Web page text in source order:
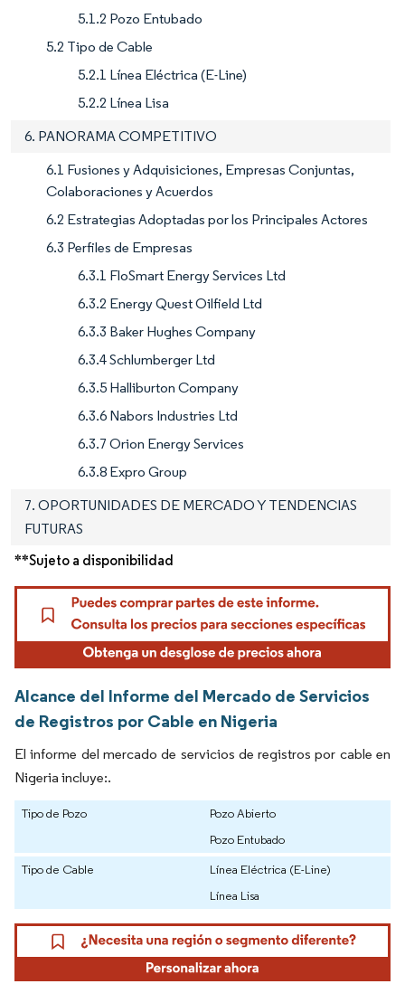
5.1.2 Pozo Entubado
5.2 Tipo de Cable
5.2.1 Línea Eléctrica (E-Line)
5.2.2 Línea Lisa
6. PANORAMA COMPETITIVO
6.1 Fusiones y Adquisiciones, Empresas Conjuntas,
Colaboraciones y Acuerdos
6.2 Estrategias Adoptadas por los Principales Actores
6.3 Perfiles de Empresas
6.3.1 FloSmart Energy Services Ltd
6.3.2 Energy Quest Oilfield Ltd
6.3.3 Baker Hughes Company
6.3.4 Schlumberger Ltd
6.3.5 Halliburton Company
6.3.6 Nabors Industries Ltd
6.3.7 Orion Energy Services
6.3.8 Expro Group
7. OPORTUNIDADES DE MERCADO Y TENDENCIAS
FUTURAS
**Sujeto a disponibilidad
Alcance del Informe del Mercado de Servicios
de Registros por Cable en Nigeria
El informe del mercado de servicios de registros por cable en
Nigeria incluye:.
Tipo de Pozo
Pozo Abierto
Pozo Entubado
Tipo de Cable
Línea Eléctrica (E-Line)
Línea Lisa